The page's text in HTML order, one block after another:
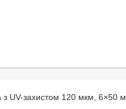
з UV-захистом 120 мкм, 6×50 м